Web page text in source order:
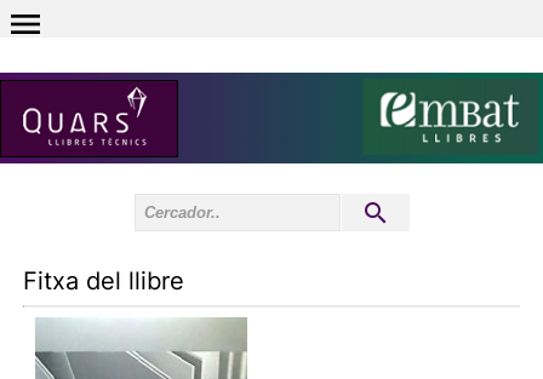
Inici sessió 0
Fitxa del llibre